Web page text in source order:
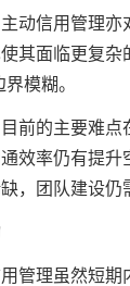
信用管理亦
其面临更复
模糊。
前的主要难
效率仍有提
，团队建设仍
理虽然短期